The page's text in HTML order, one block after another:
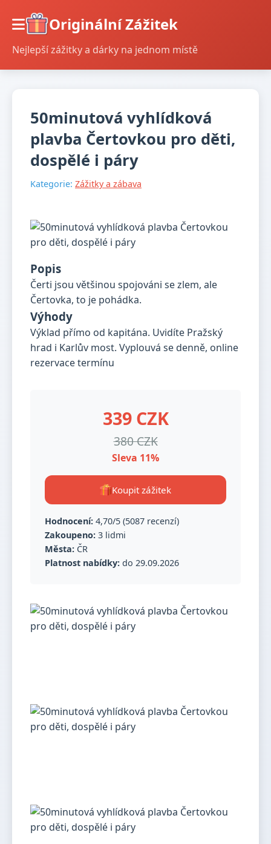
Originální Zážitek
Nejlepší zážitky a dárky na jednom místě
50minutová vyhlídková
plavba Čertovkou pro děti,
dospělé i páry
Kategorie: Zážitky a zábava
Popis
Čerti jsou většinou spojováni se zlem, ale
Čertovka, to je pohádka.
Výhody
Výklad přímo od kapitána. Uvidíte Pražský
hrad i Karlův most. Vyplouvá se denně, online
rezervace termínu
339 CZK
380 CZK
Sleva 11%
Koupit zážitek
Hodnocení: 4,70/5 (5087 recenzí)
Zakoupeno: 3 lidmi
Města: ČR
Platnost nabídky: do 29.09.2026